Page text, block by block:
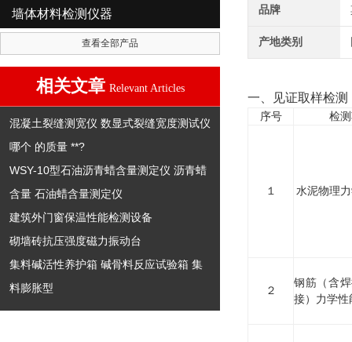
品牌
产地类别
一、见证取样检测
序号 检
１ 水泥物理
２
钢筋（含
接）力学性
墙体材料检测仪器
查看全部产品
相关文章 Relevant Articles
混凝土裂缝测宽仪 数显式裂缝宽度测试仪
哪个 的质量 **?
WSY-10型石油沥青蜡含量测定仪 沥青蜡
含量 石油蜡含量测定仪
建筑外门窗保温性能检测设备
砌墙砖抗压强度磁力振动台
集料碱活性养护箱 碱骨料反应试验箱 集
料膨胀型